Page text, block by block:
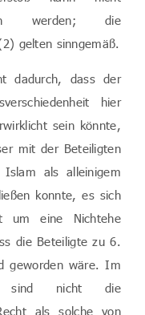
werden; die
gelten sinngemäß.
dadurch, dass der
hier
sein könnte,
mit der Beteiligten
als alleinigem
konnte, es sich
um eine Nichtehe
die Beteiligte zu 6.
geworden wäre. Im
sind nicht die
als solche von